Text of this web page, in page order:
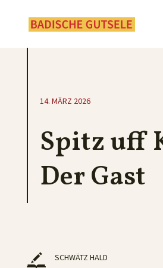
14. MÄRZ 2026
Spitz uff
Der Gast
SCHWÄTZ HALD